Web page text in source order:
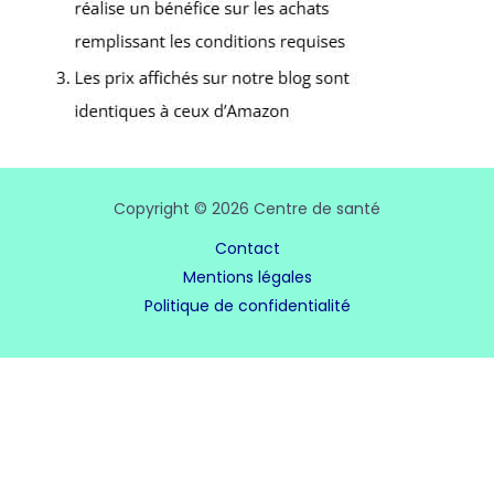
Copyright © 2026 Centre de santé
Contact
Mentions légales
Politique de confidentialité